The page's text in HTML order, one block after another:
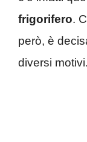
frigorifero.
però, è
diversi motivi.